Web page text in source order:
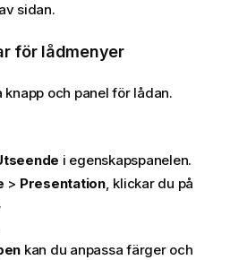
sidan.
för lådmenyer
och panel för lådan.
i egenskapspanelen.
> Presentation, klickar du på
.
kan du anpassa färger och